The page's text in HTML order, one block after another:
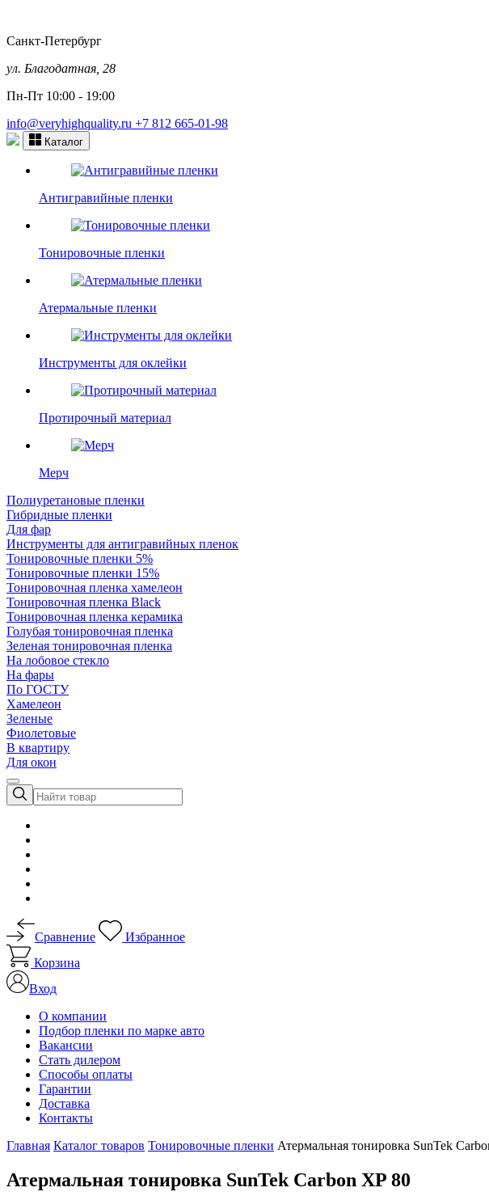
Санкт-Петербург
ул. Благодатная, 28
Пн-Пт 10:00 - 19:00
info@veryhighquality.ru +7 812 665-01-98
Каталог
Антигравийные пленки
Тонировочные пленки
Атермальные пленки
Инструменты для оклейки
Протирочный материал
Мерч
Полиуретановые пленки
Гибридные пленки
Для фар
Инструменты для антигравийных пленок
Тонировочные пленки 5%
Тонировочные пленки 15%
Тонировочная пленка хамелеон
Тонировочная пленка Black
Тонировочная пленка керамика
Голубая тонировочная пленка
Зеленая тонировочная пленка
На лобовое стекло
На фары
По ГОСТУ
Хамелеон
Зеленые
Фиолетовые
В квартиру
Для окон
Сравнение
Избранное
Корзина
Вход
О компании
Подбор пленки по марке авто
Вакансии
Стать дилером
Способы оплаты
Гарантии
Доставка
Контакты
Главная Каталог товаров Тонировочные пленки Атермальная тонировка SunTek
Атермальная тонировка SunTek Carbon XP 80